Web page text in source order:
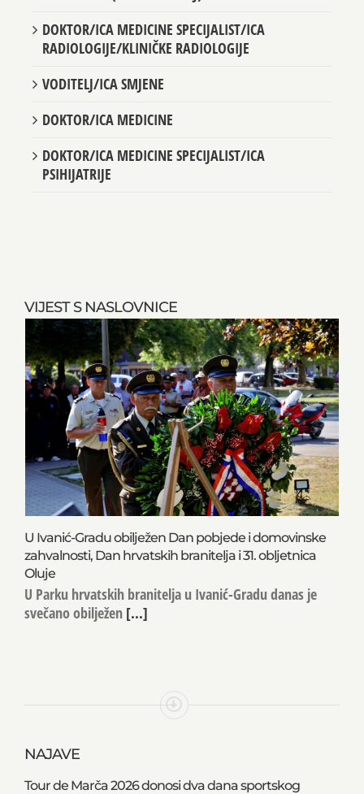
VIJEST S NASLOVNICE
U Ivanić-Gradu obilježen Dan pobjede i domovinske
zahvalnosti, Dan hrvatskih branitelja i 31. obljetnica
Oluje
U Parku hrvatskih branitelja u Ivanić-Gradu danas je
svečano obilježen [...]
NAJAVE
Tour de Marča 2026 donosi dva dana sportskog
DOKTOR/ICA MEDICINE SPECIJALIST/ICA
RADIOLOGIJE/KLINIČKE RADIOLOGIJE
VODITELJ/ICA SMJENE
DOKTOR/ICA MEDICINE
DOKTOR/ICA MEDICINE SPECIJALIST/ICA
PSIHIJATRIJE